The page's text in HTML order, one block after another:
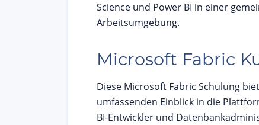
Science und Power BI in einer
Arbeitsumgebung.
Microsoft Fabric
Diese Microsoft Fabric Schulung
umfassenden Einblick in die
BI-Entwickler und